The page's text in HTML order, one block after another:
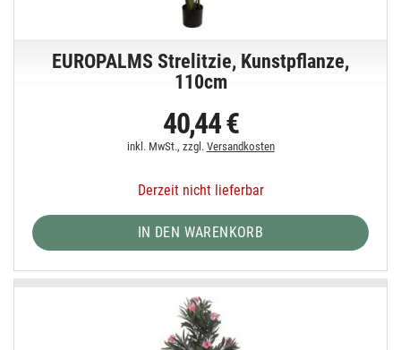
EUROPALMS Strelitzie, Kunstpflanze,
110cm
40,44 €
inkl. MwSt., zzgl. Versandkosten
Derzeit nicht lieferbar
IN DEN WARENKORB